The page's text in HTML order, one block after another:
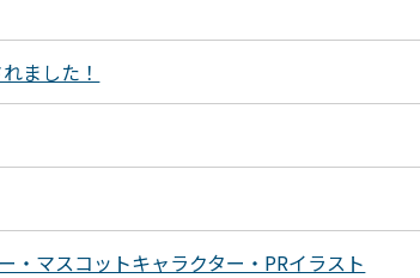
ました！
・マスコットキャラクター・PRイラスト